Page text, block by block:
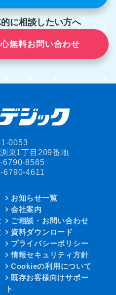
に相談したい方へ
無料お問い合わせ
0053
東1丁目209番地
6790-8585
6790-4611
お知らせ一覧
会社案内
ご相談・お問い合わせ
資料ダウンロード
プライバシーポリシー
情報セキュリティ方針
Cookieの利用について
既存お客様向けサポー
ト